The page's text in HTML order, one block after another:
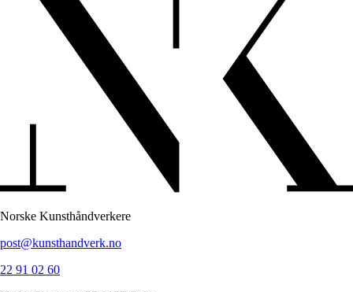
Norske Kunsthåndverkere
post@kunsthandverk.no
22 91 02 60